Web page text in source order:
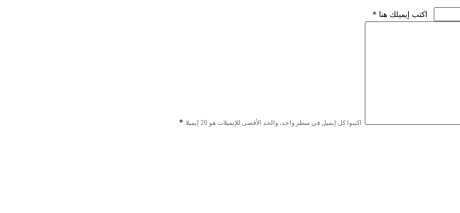
* اكتب إيميلك هنا